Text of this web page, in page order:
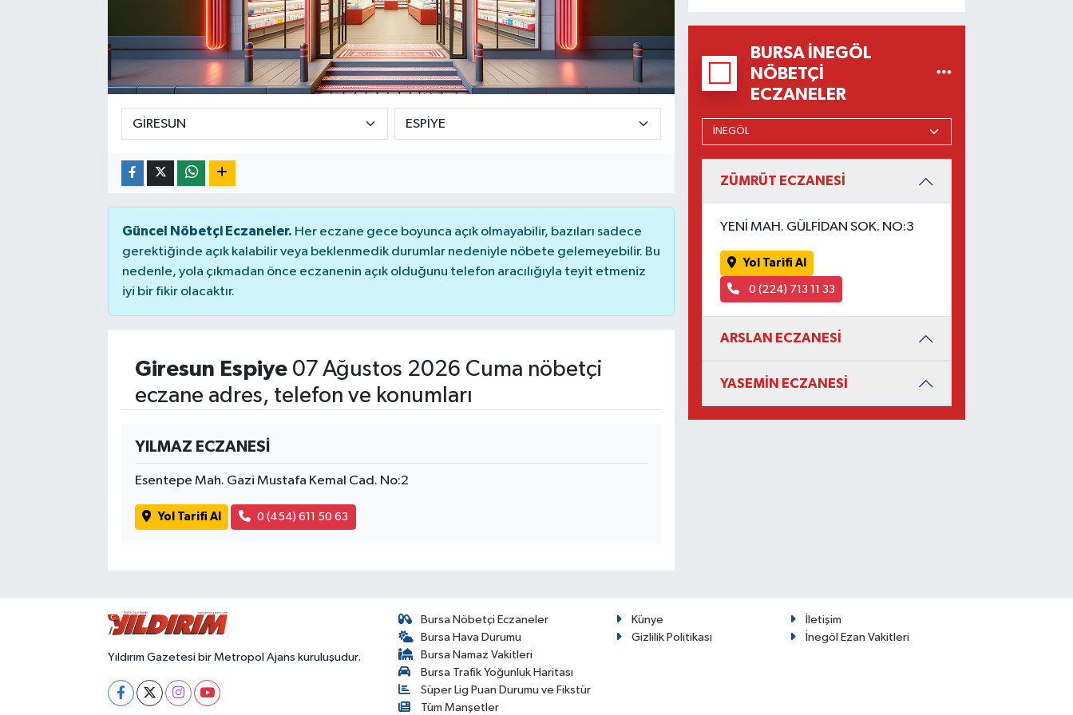
Güncel Nöbetçi Eczaneler. Her eczane gece boyunca açık olmayabilir, bazıları sadece
gerektiğinde açık kalabilir veya beklenmedik durumlar nedeniyle nöbete gelemeyebilir. Bu
nedenle, yola çıkmadan önce eczanenin açık olduğunu telefon aracılığıyla teyit etmeniz
iyi bir fikir olacaktır.
Giresun Espiye07 Ağustos 2026 Cuma nöbetçi
eczane adres, telefon ve konumları
YILMAZ ECZANESİ
Esentepe Mah. Gazi Mustafa Kemal Cad. No:2
Yol Tarifi Al 0 (454) 611 50 63
BURSA İNEGÖL
NÖBETÇI
ECZANELER
ZÜMRÜT ECZANESİ
YENİ MAH. GÜLFİDAN SOK. NO:3
Yol Tarifi Al
0 (224) 713 11 33
ARSLAN ECZANESİ
YASEMİN ECZANESİ
Yıldırım Gazetesi bir Metropol Ajans kuruluşudur.
Bursa Nöbetçi Eczaneler
Bursa Hava Durumu
Bursa Namaz Vakitleri
Bursa Trafik Yoğunluk Haritası
Süper Lig Puan Durumu ve Fikstür
Tüm Manşetler
Künye
İletişim
Gizlilik Politikası
İnegöl Ezan Vakitleri